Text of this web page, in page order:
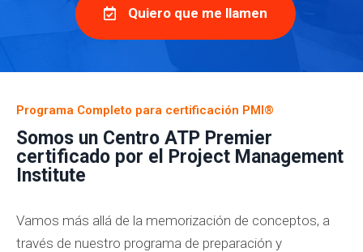
Quiero que me llamen
Programa Completo para certificación PMI®
Somos un Centro ATP Premier
certificado por el Project Management
Institute
Vamos más allá de la memorización de conceptos, a
través de nuestro programa de preparación y